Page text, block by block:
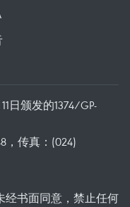
日颁发的1374/GP-
，传真：(024)
经书面同意，禁止任何